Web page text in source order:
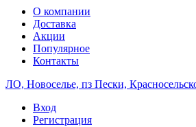
О компании
Доставка
Акции
Популярное
Контакты
ЛО, Новоселье, пз Пески,
Вход
Регистрация